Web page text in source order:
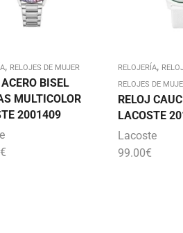
, RELOJES DE MUJER
ACERO BISEL
MULTICOLOR
2001409
€
RELOJERÍA,
RELOJES DE
RELOJ
LACOSTE
Lacoste
99.00€